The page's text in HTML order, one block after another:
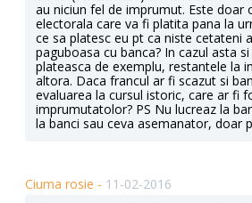
au niciun fel de imprumut. Este doar
electorala care va fi platita pana la
ce sa platesc eu pt ca niste cetateni
paguboasa cu banca? In cazul asta
plateasca de exemplu, restantele la
altora. Daca francul ar fi scazut si
evaluarea la cursul istoric, care ar fi
imprumutatolor? PS Nu lucreaz la
la banci sau ceva asemanator, doar
Ciuma rosie - 11-02-2016